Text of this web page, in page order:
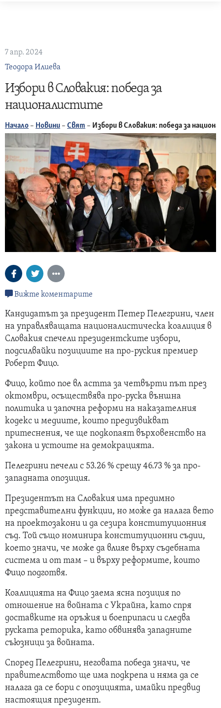
7 апр. 2024
Теодора Илиева
Избори в Словакия: победа за
националистите
Начало – Новини – Свят – Избори в Словакия: победа за
Вижте коментарите
Кандидатът за президент Петер Пелегрини, член
на управляващата националистическа коалиция в
Словакия спечели президентските избори,
подсилвайки позициите на про-руския премиер
Роберт Фицо.
Фицо, който пое вл астта за четвърти път през
октомври, осъществява про-руска външна
политика и започна реформи на наказателния
кодекс и медиите, които предизвикват
притеснения, че ще подкопаят върховенство на
закона и устоите на демокрацията.
Пелегрини печели с 53.26 % срещу 46.73 % за про-
западната опозиция.
Президентът на Словакия има предимно
представителни функции, но може да налага вето
на проектозакони и да сезира конституционния
съд. Той също номинира конституционни съдии,
което значи, че може да влияе върху съдебната
система и от там – и върху реформите, които
Фицо подготвя.
Коалицията на Фицо заема ясна позиция по
отношение на войната с Украйна, като спря
доставките на оръжия и боеприпаси и следва
руската реторика, като обвинява западните
съюзници за войната.
Според Пелегрини, неговата победа значи, че
правителството ще има подкрепа и няма да се
налага да се бори с опозицията, имайки предвид
настоящия президент.